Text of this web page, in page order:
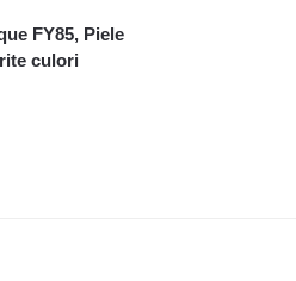
FY85, Piele
culori